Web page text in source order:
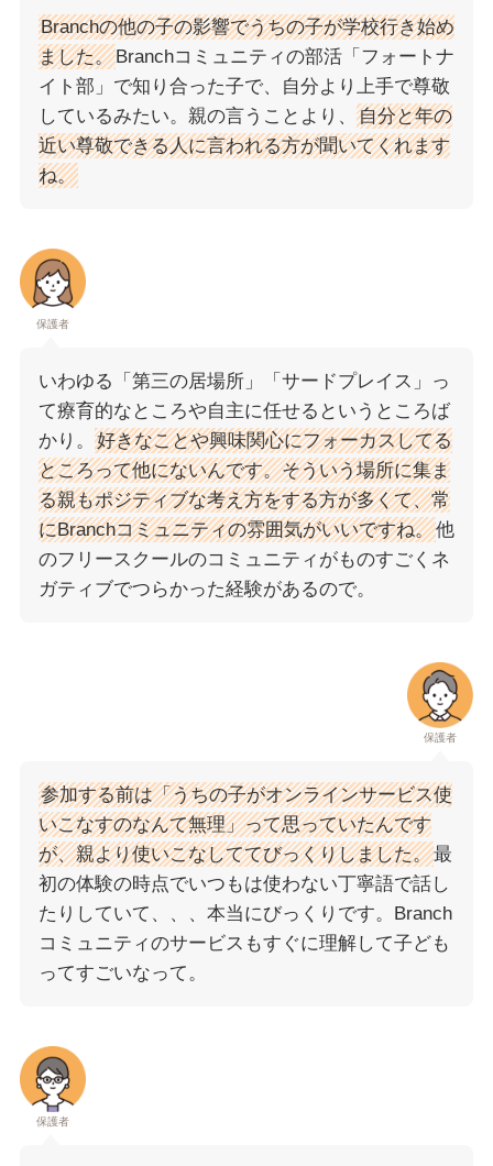
Branchの他の子の影響でうちの子が学校行き始め
ました。Branchコミュニティの部活「フォートナ
イト部」で知り合った子で、自分より上手で尊敬
しているみたい。親の言うことより、
自分と年の
近い尊敬できる人に言われる方が聞いてくれます
ね。
保護者
いわゆる「第三の居場所」「サードプレイス」っ
て療育的なところや自主に任せるというところば
かり。
好きなことや興味関心にフォーカスしてる
ところって他にないんです。そういう場所に集ま
る親もポジティブな考え方をする方が多くて、常
にBranchコミュニティの雰囲気がいいですね。他
のフリースクールのコミュニティがものすごくネ
ガティブでつらかった経験があるので。
保護者
参加する前は「うちの子がオンラインサービス使
いこなすのなんて無理」って思っていたんです
が、親より使いこなしててびっくりしました。最
初の体験の時点でいつもは使わない丁寧語で話し
たりしていて、、、本当にびっくりです。Branch
コミュニティのサービスもすぐに理解して子ども
ってすごいなって。
保護者